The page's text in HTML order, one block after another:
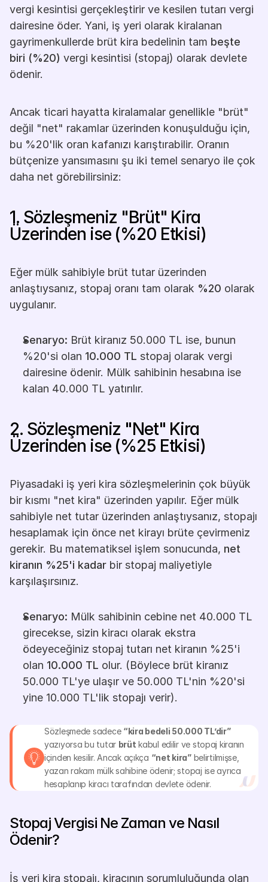
vergi kesintisi gerçekleştirir ve kesilen tutarı vergi
dairesine öder. Yani, iş yeri olarak kiralanan
gayrimenkullerde brüt kira bedelinin tam beşte
biri (%20) vergi kesintisi (stopaj) olarak devlete
ödenir.
Ancak ticari hayatta kiralamalar genellikle "brüt"
değil "net" rakamlar üzerinden konuşulduğu için,
bu %20'lik oran kafanızı karıştırabilir. Oranın
bütçenize yansımasını şu iki temel senaryo ile çok
daha net görebilirsiniz:
1. Sözleşmeniz "Brüt" Kira
Üzerinden ise (%20 Etkisi)
Eğer mülk sahibiyle brüt tutar üzerinden
anlaştıysanız, stopaj oranı tam olarak %20 olarak
uygulanır.
Senaryo: Brüt kiranız 50.000 TL ise, bunun
%20'si olan 10.000 TL stopaj olarak vergi
dairesine ödenir. Mülk sahibinin hesabına ise
kalan 40.000 TL yatırılır.
2. Sözleşmeniz "Net" Kira
Üzerinden ise (%25 Etkisi)
Piyasadaki iş yeri kira sözleşmelerinin çok büyük
bir kısmı "net kira" üzerinden yapılır. Eğer mülk
sahibiyle net tutar üzerinden anlaştıysanız, stopajı
hesaplamak için önce net kirayı brüte çevirmeniz
gerekir. Bu matematiksel işlem sonucunda, net
kiranın %25'i kadar bir stopaj maliyetiyle
karşılaşırsınız.
Senaryo: Mülk sahibinin cebine net 40.000 TL
girecekse, sizin kiracı olarak ekstra
ödeyeceğiniz stopaj tutarı net kiranın %25'i
olan 10.000 TL olur. (Böylece brüt kiranız
50.000 TL'ye ulaşır ve 50.000 TL'nin %20'si
yine 10.000 TL'lik stopajı verir).
Sözleşmede sadece “kira bedeli 50.000 TL’dir”
yazıyorsa bu tutar brüt kabul edilir ve stopaj kiranın
içinden kesilir. Ancak açıkça “net kira” belirtilmişse,
yazan rakam mülk sahibine ödenir; stopaj ise ayrıca
hesaplanıp kiracı tarafından devlete ödenir.
Stopaj Vergisi Ne Zaman ve Nasıl
Ödenir?
İş yeri kira stopajı, kiracının sorumluluğunda olan